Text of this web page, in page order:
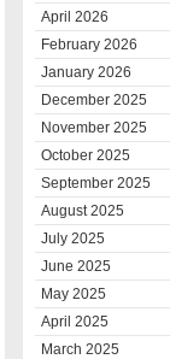
April 2026
February 2026
January 2026
December 2025
November 2025
October 2025
September 2025
August 2025
July 2025
June 2025
May 2025
April 2025
March 2025